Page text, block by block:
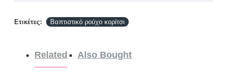
Ετικέτες: Βαπτιστικό ρούχο κορίτσι
Related Also Bought